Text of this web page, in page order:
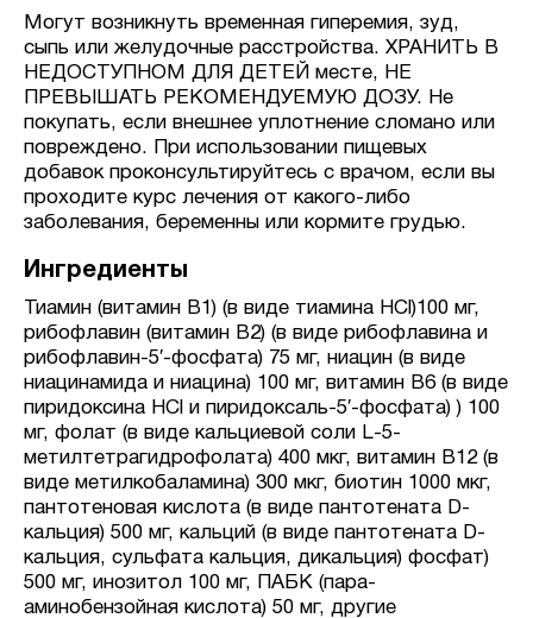
Могут возникнуть временная гиперемия, зуд,
сыпь или желудочные расстройства. ХРАНИТЬ В
НЕДОСТУПНОМ ДЛЯ ДЕТЕЙ месте, НЕ
ПРЕВЫШАТЬ РЕКОМЕНДУЕМУЮ ДОЗУ. Не
покупать, если внешнее уплотнение сломано или
повреждено. При использовании пищевых
добавок проконсультируйтесь с врачом, если вы
проходите курс лечения от какого-либо
заболевания, беременны или кормите грудью.
Ингредиенты
Тиамин (витамин B1) (в виде тиамина HCl)100 мг,
рибофлавин (витамин B2) (в виде рибофлавина и
рибофлавин-5′-фосфата) 75 мг, ниацин (в виде
ниацинамида и ниацина) 100 мг, витамин B6 (в виде
пиридоксина HCl и пиридоксаль-5′-фосфата) ) 100
мг, фолат (в виде кальциевой соли L-5-
метилтетрагидрофолата) 400 мкг, витамин B12 (в
виде метилкобаламина) 300 мкг, биотин 1000 мкг,
пантотеновая кислота (в виде пантотената D-
кальция) 500 мг, кальций (в виде пантотената D-
кальция, сульфата кальция, дикальция) фосфат)
500 мг, инозитол 100 мг, ПАБК (пара-
аминобензойная кислота) 50 мг, другие